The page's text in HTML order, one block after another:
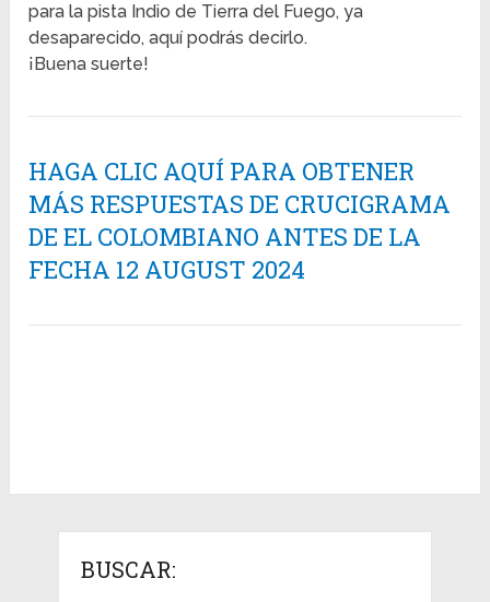
para la pista Indio de Tierra del Fuego, ya
desaparecido, aquí podrás decirlo.
¡Buena suerte!
HAGA CLIC AQUÍ PARA OBTENER
MÁS RESPUESTAS DE CRUCIGRAMA
DE EL COLOMBIANO ANTES DE LA
FECHA 12 AUGUST 2024
BUSCAR: